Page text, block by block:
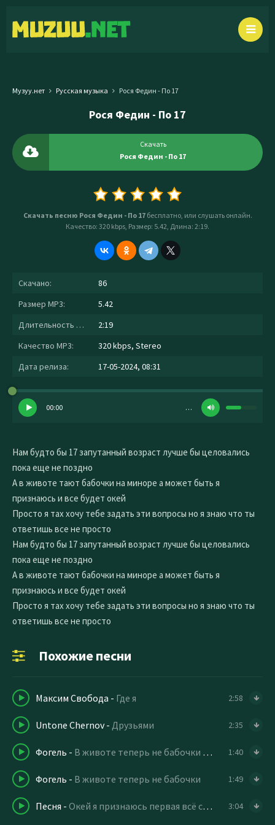
Музуу.нет Русская музыка Рося Федин - По 17
Рося Федин - По 17
Скачать
Рося Федин - По 17
Скачать песню Рося Федин - По 17бесплатно, или слушать онлайн.
Качество: 320 kbps, Размер: 5.42, Длина: 2:19.
Скачано:
86
Размер MP3:
5.42
Длительность MP3:
2:19
Качество MP3:
320 kbps, Stereo
Дата релиза:
17-05-2024, 08:31
00:00 …
Нам будто бы 17 запутанный возраст лучше бы целовались
пока еще не поздно
А в животе тают бабочки на миноре а может быть я
признаюсь и все будет окей
Просто я тах хочу тебе задать эти вопросы но я знаю что ты
ответишь все не просто
Нам будто бы 17 запутанный возраст лучше бы целовались
пока еще не поздно
А в животе тают бабочки на миноре а может быть я
признаюсь и все будет окей
Просто я тах хочу тебе задать эти вопросы но я знаю что ты
ответишь все не просто
Похожие песни
Максим Свобода - Где я 2:58
Untone Chernov- Друзьями 2:35
Фогель - В животе теперь не бабочки а виски подписки 1:40
Фогель - В животе теперь не бабочки 1:49
Песня - Окей я признаюсь первая всё сказано было на нервах я 3:04